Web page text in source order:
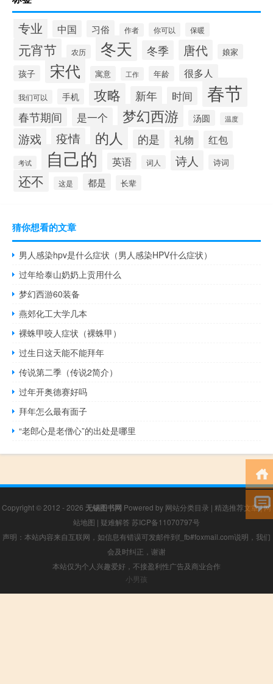
专业 中国 习俗 作者 你可以 保暖
元宵节 农历 冬天 冬季 唐代 娘家
孩子 宋代 寓意 工作 年龄 很多人
我们可以 手机 攻略 新年 时间 春节
春节期间 是一个 梦幻西游 汤圆 温度
游戏 疫情 的人 的是 礼物 红包
考试 自己的 英语 词人 诗人 诗词
还不 这是 都是 长辈
猜你想看的文章
男人感染hpv是什么症状（男人感染HPV什么症状）
过年给泰山奶奶上贡用什么
梦幻西游60装备
燕郊化工大学几本
裸蛛甲咬人症状（裸蛛甲）
过生日这天能不能拜年
传说第二季（传说2简介）
过年开奥德赛好吗
拜年怎么最有面子
“老郎心是老僧心”的出处是哪里
Copyright © 2012 - 2026 无锡图书网 Powered by 网站分类目录 | 精选推荐文章|网
站地图 | 疑难解答 苏ICP备11070797号
声明：本站内容来自互联网，如信息有错误可发邮件到f_fb#foxmail.com说明，我们
会及时纠正，谢谢
本站仅为个人兴趣爱好，不接盈利性广告及商业合作
小男孩